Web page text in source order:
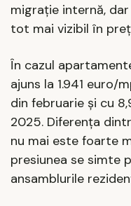
migrație internă,
tot mai vizibil în
În cazul
ajuns la 1.941 euro/
din februarie și cu
2025. Diferența
nu mai este foarte
presiunea se simte
ansamblurile